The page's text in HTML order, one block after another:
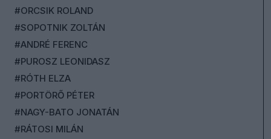
#ORCSIK ROLAND
#SOPOTNIK ZOLTÁN
#ANDRÉ FERENC
#PUROSZ LEONIDASZ
#RÓTH ELZA
#PORTÖRŐ PÉTER
#NAGY-BATO JONATÁN
#RÁTOSI MILÁN